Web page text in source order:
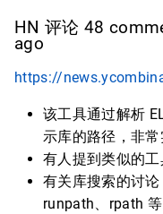
HN 评论 48
ago
https://
该工具通过解析
示库的路径，非常
有人提到类似的工
有关库搜索的讨论
runpath、rpath 等